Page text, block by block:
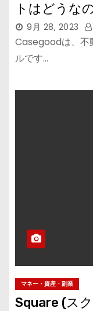
トはどうな
9月 28, 2023
Casegoodは、不
ルです…
マネー・資産・副業
Square (ス